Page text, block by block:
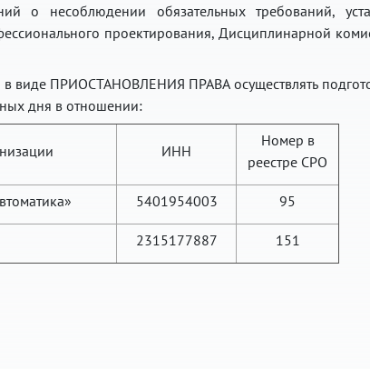
о несоблюдении обязательных требований,
проектирования, Дисциплинарной
виде ПРИОСТАНОВЛЕНИЯ ПРАВА осуществлять
дня в отношении:
ИНН
Номер в
реестре СРО
5401954003 95
2315177887 151